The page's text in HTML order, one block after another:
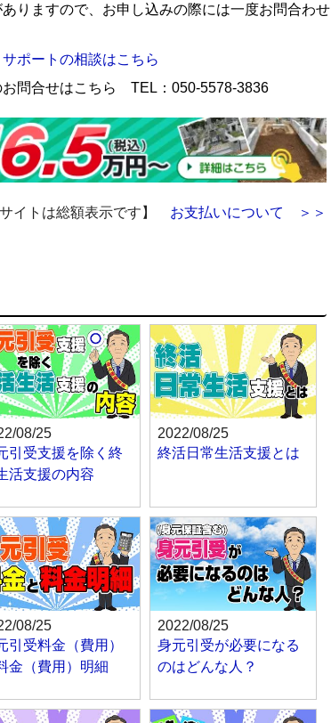
りますので、お申し込みの際には一度お問合わせ
ポートの相談はこちら
お問合せはこちら TEL：050-5578-3836
サイトは総額表示です】 お支払いについて ＞＞
08/25
引受支援を除く終
活支援の内容
2022/08/25
終活日常生活支援とは
08/25
引受料金（費用）
金（費用）明細
2022/08/25
身元引受が必要になる
のはどんな人？